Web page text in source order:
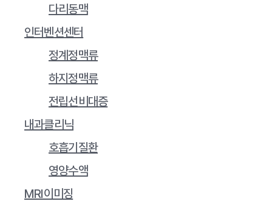
다리동맥
인터벤션센터
정계정맥류
하지정맥류
전립선비대증
내과클리닉
호흡기질환
영양수액
MRI이미징